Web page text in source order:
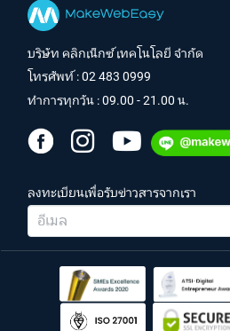
บริษัท คลิกเน็กซ์ เทคโนโลยี จำกัด
โทรศัพท์ :02 483 0999
ทำการทุกวัน : 09.00 - 21.00 น.
ลงทะเบียนเพื่อรับข่าวสารจากเรา